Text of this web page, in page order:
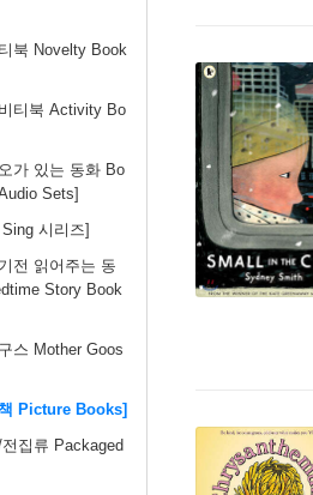
북 Novelty Book
티북 Activity Bo
가 있는 동화 Bo
Sets]
Sing 시리즈]
전 읽어주는 동
Story Book
스 Mother Goos
Picture Books]
집류 Packaged